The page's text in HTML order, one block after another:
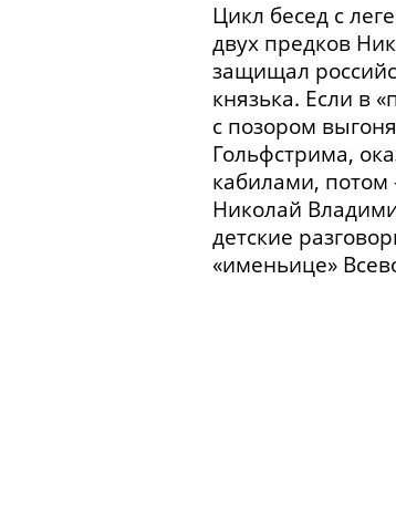
Цикл бесед с
двух предков
защищал
князька. Если в
с позором
Гольфстрима,
кабилами, потом
Николай
детские
«именьице»
О прадеде Н.В.